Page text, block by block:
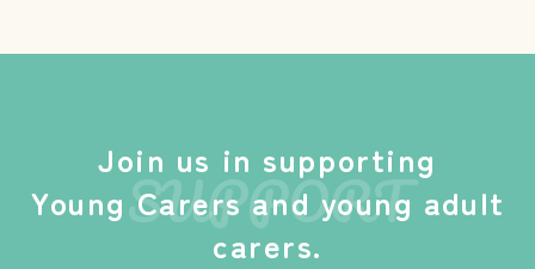
Join us in supporting
Young Carers and young adult
carers.
SUPPORT